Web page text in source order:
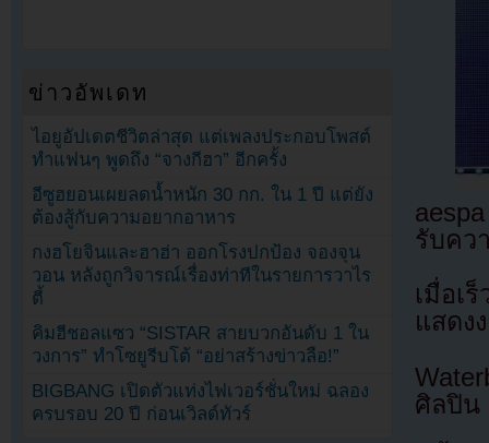
รับคว
เมื่อเ
แสดง
ศิลปิน
ข่าวอัพเดท
ไอยูอัปเดตชีวิตล่าสุด แต่เพลงประกอบโพสต์
ทำแฟนๆ พูดถึง “จางกีฮา” อีกครั้ง
อีซูฮยอนเผยลดน้ำหนัก 30 กก. ใน 1 ปี แต่ยัง
ต้องสู้กับความอยากอาหาร
กงฮโยจินและฮาฮ่า ออกโรงปกป้อง จองจุน
วอน หลังถูกวิจารณ์เรื่องท่าทีในรายการวาไร
ตี้
คิมฮีชอลแซว “SISTAR สายบวกอันดับ 1 ใน
วงการ” ทำโซยูรีบโต้ “อย่าสร้างข่าวลือ!”
BIGBANG เปิดตัวแท่งไฟเวอร์ชั่นใหม่ ฉลอง
ครบรอบ 20 ปี ก่อนเวิลด์ทัวร์